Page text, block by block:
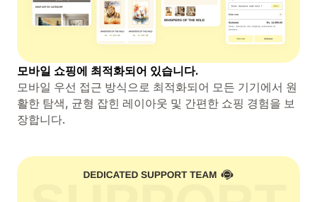
모바일 쇼핑에 최적화되어 있습니다.
모바일 우선 접근 방식으로 최적화되어 모든 기기에서 원
활한 탐색, 균형 잡힌 레이아웃 및 간편한 쇼핑 경험을 보
장합니다.